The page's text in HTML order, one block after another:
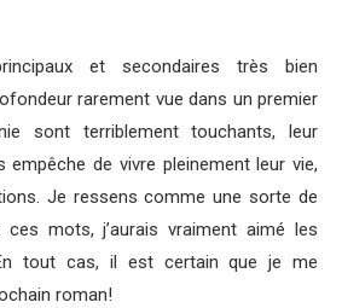
et secondaires très bien
rarement vue dans un premier
sont terriblement touchants, leur
empêche de vivre pleinement leur vie,
Je ressens comme une sorte de
ces mots, j’aurais vraiment aimé les
tout cas, il est certain que je me
roman!